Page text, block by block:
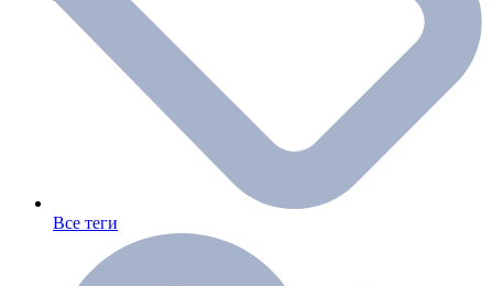
Все теги